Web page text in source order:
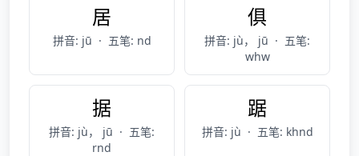
居
拼音: jū · 五笔: nd
俱
拼音: jù， jū · 五笔:
whw
据
拼音: jù， jū · 五笔:
rnd
踞
拼音: jù · 五笔: khnd